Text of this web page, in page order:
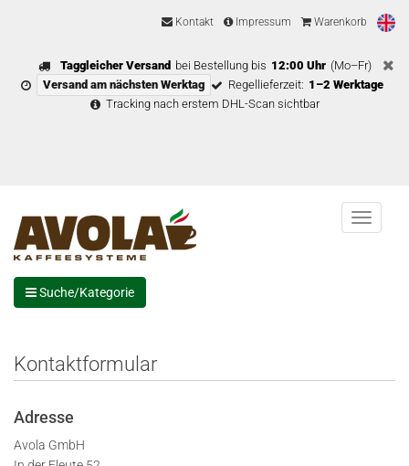
Kontakt Impressum Warenkorb
Taggleicher Versand bei Bestellung bis 12:00 Uhr (Mo–Fr)
Versand am nächsten Werktag
Regellieferzeit: 1–2 Werktage
Tracking nach erstem DHL-Scan sichtbar
Menu
Suche/Kategorie
Kontaktformular
Adresse
Avola GmbH